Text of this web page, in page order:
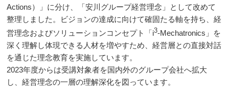
Actions）」に分け、「安川グループ経営理念」として改めて
整理しました。ビジョンの達成に向けて確固たる軸を持ち、経
営理念およびソリューションコンセプト「i3-Mechatronics」を
深く理解し体現できる人材を増やすため、経営層との直接対話
を通じた理念教育を実施しています。
2023年度からは受講対象者を国内外のグループ会社へ拡大
し、経営理念の一層の理解深化を図っています。